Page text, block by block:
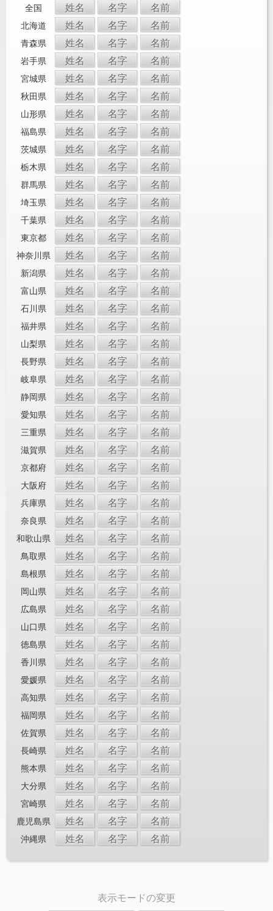
全国 姓名 名字 名前
北海道 姓名 名字 名前
青森県 姓名 名字 名前
岩手県 姓名 名字 名前
宮城県 姓名 名字 名前
秋田県 姓名 名字 名前
山形県 姓名 名字 名前
福島県 姓名 名字 名前
茨城県 姓名 名字 名前
栃木県 姓名 名字 名前
群馬県 姓名 名字 名前
埼玉県 姓名 名字 名前
千葉県 姓名 名字 名前
東京都 姓名 名字 名前
神奈川県 姓名 名字 名前
新潟県 姓名 名字 名前
富山県 姓名 名字 名前
石川県 姓名 名字 名前
福井県 姓名 名字 名前
山梨県 姓名 名字 名前
長野県 姓名 名字 名前
岐阜県 姓名 名字 名前
静岡県 姓名 名字 名前
愛知県 姓名 名字 名前
三重県 姓名 名字 名前
滋賀県 姓名 名字 名前
京都府 姓名 名字 名前
大阪府 姓名 名字 名前
兵庫県 姓名 名字 名前
奈良県 姓名 名字 名前
和歌山県 姓名 名字 名前
鳥取県 姓名 名字 名前
島根県 姓名 名字 名前
岡山県 姓名 名字 名前
広島県 姓名 名字 名前
山口県 姓名 名字 名前
徳島県 姓名 名字 名前
香川県 姓名 名字 名前
愛媛県 姓名 名字 名前
高知県 姓名 名字 名前
福岡県 姓名 名字 名前
佐賀県 姓名 名字 名前
長崎県 姓名 名字 名前
熊本県 姓名 名字 名前
大分県 姓名 名字 名前
宮崎県 姓名 名字 名前
鹿児島県 姓名 名字 名前
沖縄県 姓名 名字 名前
表示モードの変更